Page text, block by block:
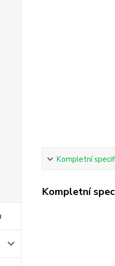
Kompletní
Kompletní